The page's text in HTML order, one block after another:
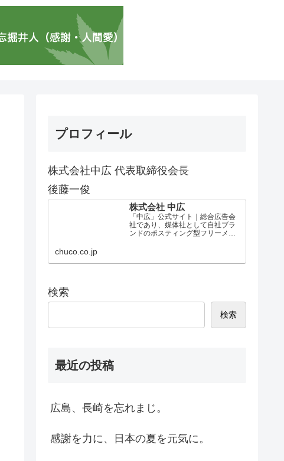
プロフィール
株式会社中広 代表取締役会長
後藤一俊
株式会社 中広
「中広」公式サイト｜総合広告会
社であり、媒体社として自社ブラ
ンドのポスティング型フリーメデ
chuco.co.jp
検索
検索
最近の投稿
広島、長崎を忘れまじ。
感謝を力に、日本の夏を元気に。